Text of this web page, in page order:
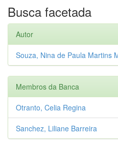
Busca facetada
Autor
Souza, Nina de Paula Martins
Membros da Banca
Otranto, Celia Regina
Sanchez, Liliane Barreira